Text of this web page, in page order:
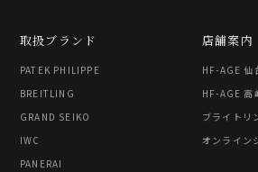
取扱ブランド
PATEK PHILIPPE
BREITLING
GRAND SEIKO
IWC
PANERAI
店舗案内
HF-AGE 仙
HF-AGE 高
ブライトリ
オンライン